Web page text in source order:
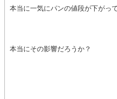
本当に一気にパンの値段が下がっ
本当にその影響だろうか？